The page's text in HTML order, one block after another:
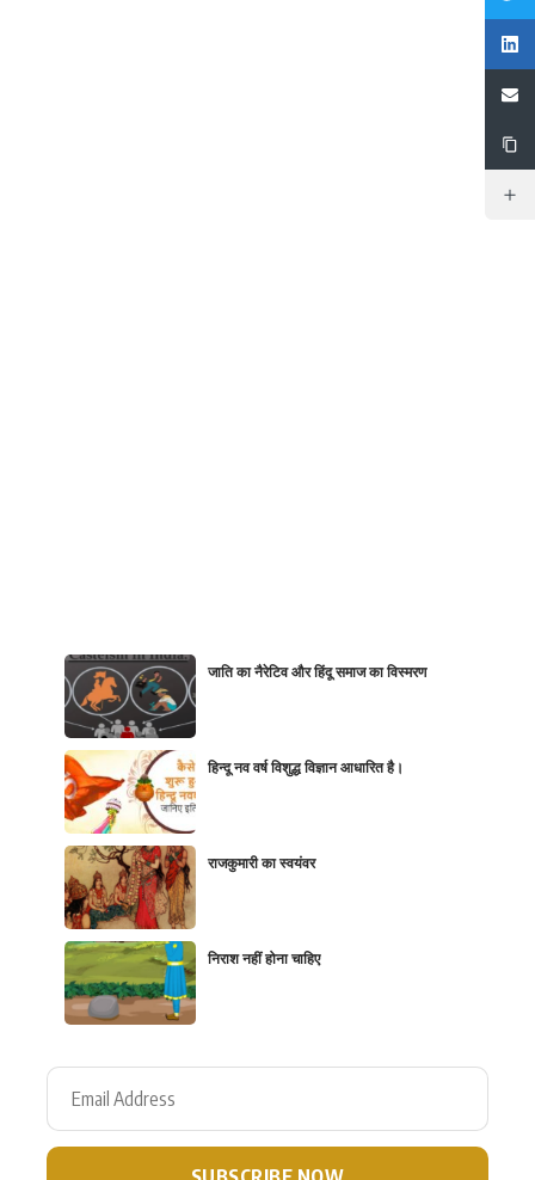
जाति का नैरेटिव और हिंदू समाज का विस्मरण
हिन्दू नव वर्ष विशुद्ध विज्ञान आधारित है।
राजकुमारी का स्वयंवर
निराश नहीं होना चाहिए